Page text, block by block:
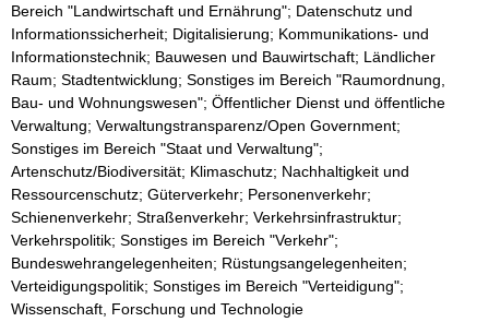
Bereich "Landwirtschaft und Ernährung"; Datenschutz und
Informationssicherheit; Digitalisierung; Kommunikations- und
Informationstechnik; Bauwesen und Bauwirtschaft; Ländlicher
Raum; Stadtentwicklung; Sonstiges im Bereich "Raumordnung,
Bau- und Wohnungswesen"; Öffentlicher Dienst und öffentliche
Verwaltung; Verwaltungstransparenz/Open Government;
Sonstiges im Bereich "Staat und Verwaltung";
Artenschutz/Biodiversität; Klimaschutz; Nachhaltigkeit und
Ressourcenschutz; Güterverkehr; Personenverkehr;
Schienenverkehr; Straßenverkehr; Verkehrsinfrastruktur;
Verkehrspolitik; Sonstiges im Bereich "Verkehr";
Bundeswehrangelegenheiten; Rüstungsangelegenheiten;
Verteidigungspolitik; Sonstiges im Bereich "Verteidigung";
Wissenschaft, Forschung und Technologie